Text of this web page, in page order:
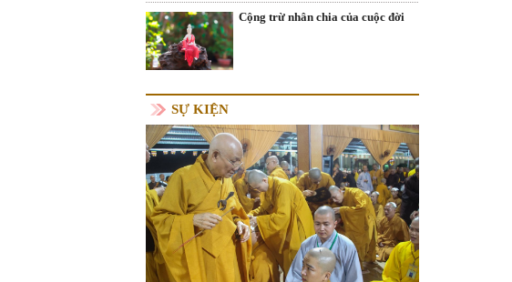
Cộng trừ nhân chia của cuộc đời
SỰ KIỆN